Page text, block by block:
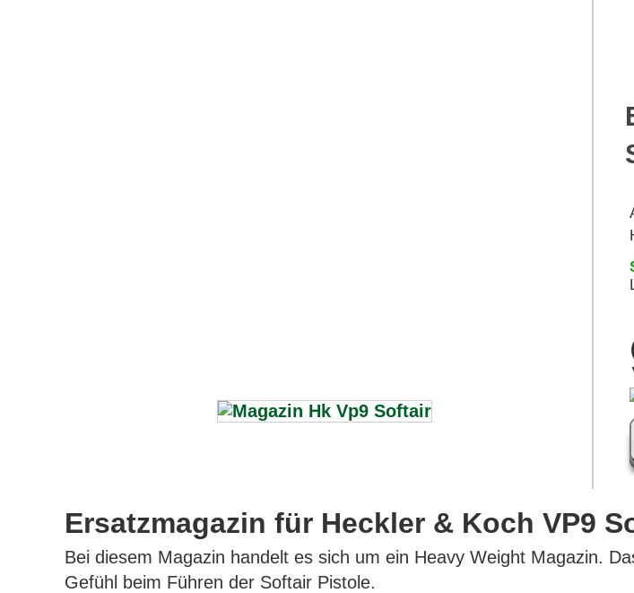
Ersatzmagazin für Heckler & Koch VP9
Bei diesem Magazin handelt es sich um ein Heavy Weight Magazin.
Gefühl beim Führen der Softair Pistole.